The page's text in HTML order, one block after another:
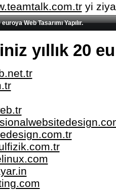
yi
Web Tasarımı Yapılır.
yıllık 20